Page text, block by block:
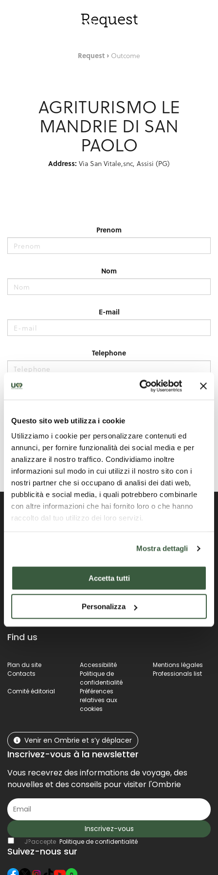
Questo sito web utilizza i cookie
Utilizziamo i cookie per personalizzare contenuti ed
annunci, per fornire funzionalità dei social media e per
analizzare il nostro traffico. Condividiamo inoltre
informazioni sul modo in cui utilizzi il nostro sito con i
nostri partner che si occupano di analisi dei dati web,
pubblicità e social media, i quali potrebbero combinarle
con altre informazioni che hai fornito loro o che hanno
raccolto dal tuo utilizzo dei loro servizi.
Mostra dettagli
Accetta tutti
Personalizza
Portail officiel de la Région Ombrie
Find us
Plan du site Accessibilité
Mentions légales
Contacts
Politique de
confidentialité
Professionals list
Comité éditorial
Préférences
relatives aux
cookies
Venir en Ombrie et s’y déplacer
Inscrivez-vous à la newsletter
Vous recevrez des informations de voyage, des
nouvelles et des conseils pour visiter l'Ombrie
Inscrivez-vous
J?accepte Politique de confidentialité
Suivez-nous sur